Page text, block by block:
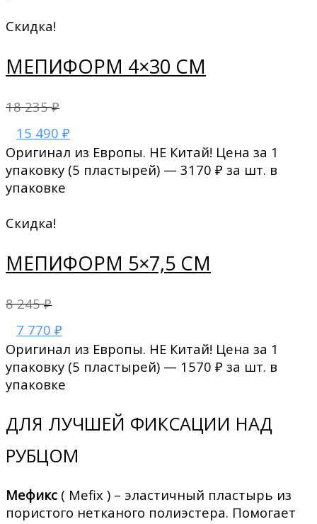
Скидка!
МЕПИФОРМ 4×30 СМ
18 235₽
15 490 ₽
Оригинал из Европы. НЕ Китай! Цена за 1
упаковку (5 пластырей) — 3170 ₽ за шт. в
упаковке
Скидка!
МЕПИФОРМ 5×7,5 СМ
8 245₽
7 770 ₽
Оригинал из Европы. НЕ Китай! Цена за 1
упаковку (5 пластырей) — 1570 ₽ за шт. в
упаковке
ДЛЯ ЛУЧШЕЙ ФИКСАЦИИ НАД
РУБЦОМ
Мефикс ( Mefix ) – эластичный пластырь из
пористого нетканого полиэстера. Помогает